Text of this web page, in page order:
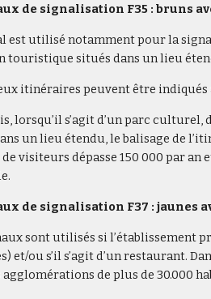
de signalisation F35 : bruns
est utilisé notamment pour la
touristique situés dans un lieu
itinéraires peuvent être indiqués
lorsqu’il s’agit d’un parc
un lieu étendu, le balisage de
visiteurs dépasse 150 000 par
de signalisation F37 : jaunes
sont utilisés si l’établissement
et/ou s’il s’agit d’un restaurant.
agglomérations de plus de 30.000